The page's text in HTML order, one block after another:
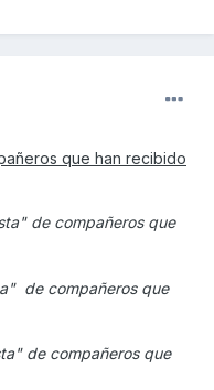
que han recibido
de compañeros que
de compañeros que
de compañeros que